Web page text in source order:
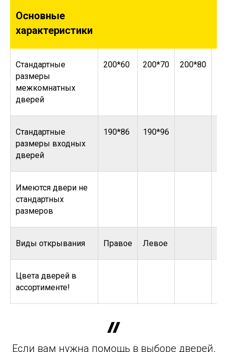
Основные
характеристики
Стандартные
размеры
межкомнатных
дверей
200*60 200*70 200*80
Стандартные
размеры входных
дверей
190*86 190*96
Имеются двери не
стандартных
размеров
Виды открывания Правое Левое
Цвета дверей в
ассортименте!
Если вам нужна помощь в выборе дверей,